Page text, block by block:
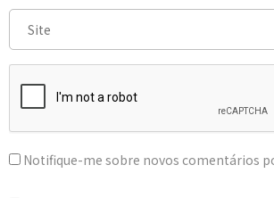
Notifique-me sobre novos comentários